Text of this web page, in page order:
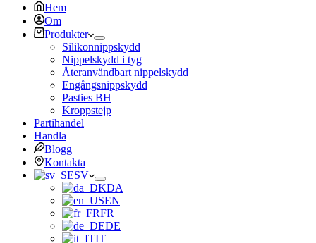
Hem
Om
Produkter
Silikonnippskydd
Nippelskydd i tyg
Återanvändbart nippelskydd
Engångsnippskydd
Pasties BH
Kroppstejp
Partihandel
Handla
Blogg
Kontakta
SV
DA
EN
FR
DE
IT